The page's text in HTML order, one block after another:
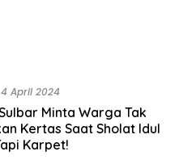
4 April 2024
Minta Warga Tak
Kertas Saat Sholat Idul
Karpet!